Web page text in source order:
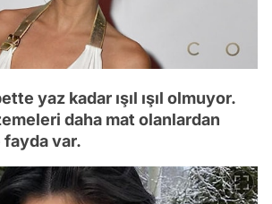
yaz kadar ışıl ışıl olmuyor.
daha mat olanlardan
var.